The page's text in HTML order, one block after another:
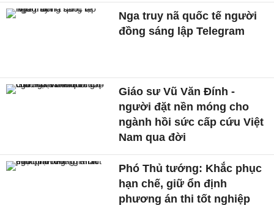
Nga truy nã quốc tế người
đồng sáng lập Telegram
Giáo sư Vũ Văn Đính -
người đặt nền móng cho
ngành hồi sức cấp cứu Việt
Nam qua đời
Phó Thủ tướng: Khắc phục
hạn chế, giữ ổn định
phương án thi tốt nghiệp